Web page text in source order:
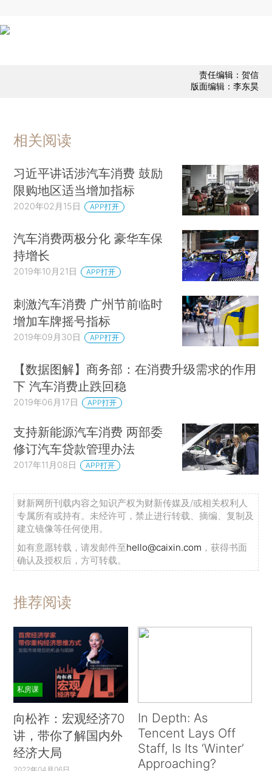
责任编辑：贺信
版面编辑：李东昊
相关阅读
习近平讲话涉汽车消费 鼓励
限购地区适当增加指标
2020年02月15日 APP打开
汽车消费两极分化 豪华车保
持增长
2019年10月21日 APP打开
刺激汽车消费 广州节前临时
增加车牌摇号指标
2019年09月30日 APP打开
【数据图解】商务部：在消费升级需求的作用
下 汽车消费止跌回稳
2019年06月17日 APP打开
支持新能源汽车消费 两部委
修订汽车贷款管理办法
2017年11月08日 APP打开
财新网所刊载内容之知识产权为财新传媒及/或相关权利人
专属所有或持有。未经许可，禁止进行转载、摘编、复制及
建立镜像等任何使用。
如有意愿转载，请发邮件至hello@caixin.com ，获得书面
确认及授权后，方可转载。
推荐阅读
私房课
向松祚：宏观经济70
讲，带你了解国内外
经济大局
In Depth: As
Tencent Lays Off
Staff, Is Its ‘Winter’
Approaching?